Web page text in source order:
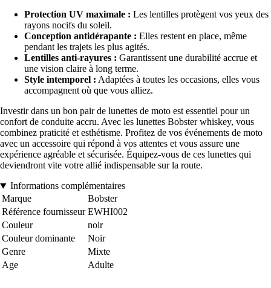
Protection UV maximale : Les lentilles protègent vos yeux des
rayons nocifs du soleil.
Conception antidérapante : Elles restent en place, même
pendant les trajets les plus agités.
Lentilles anti-rayures : Garantissent une durabilité accrue et
une vision claire à long terme.
Style intemporel : Adaptées à toutes les occasions, elles vous
accompagnent où que vous alliez.
Investir dans un bon pair de lunettes de moto est essentiel pour un
confort de conduite accru. Avec les lunettes Bobster whiskey, vous
combinez praticité et esthétisme. Profitez de vos événements de moto
avec un accessoire qui répond à vos attentes et vous assure une
expérience agréable et sécurisée. Équipez-vous de ces lunettes qui
deviendront vite votre allié indispensable sur la route.
Informations complémentaires
Marque
Bobster
Référence fournisseur EWHI002
Couleur
noir
Couleur dominante
Noir
Genre
Mixte
Age
Adulte